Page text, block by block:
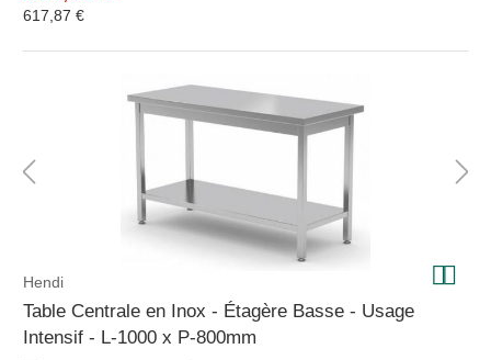
617,87 €
Hendi
Table Centrale en Inox - Étagère Basse - Usage
Intensif - L-1000 x P-800mm